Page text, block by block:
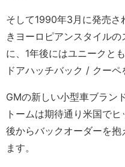
そして1990年3月に発売
きヨーロピアンスタイル
に、1年後にはユニークと
ドアハッチバック / クーペ
GMの新しい小型車ブラン
トームは期待通り米国で
後からバックオーダーを
ます。